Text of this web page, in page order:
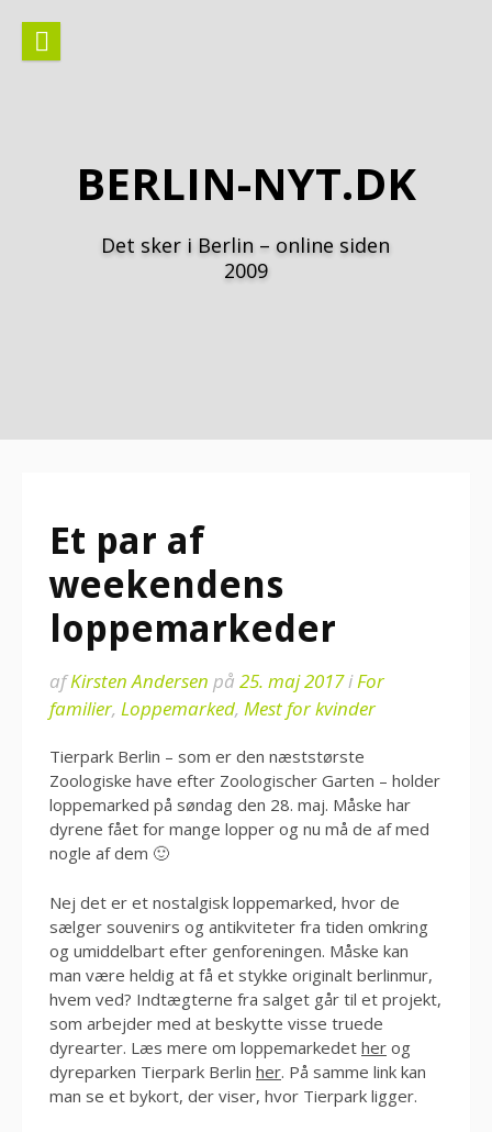
indhold
BERLIN-NYT.DK
Det sker i Berlin – online siden
2009
Et par af
weekendens
loppemarkeder
afKirsten Andersen på 25. maj 2017iFor
familier, Loppemarked, Mest for kvinder
Tierpark Berlin – som er den næststørste
Zoologiske have efter Zoologischer Garten – holder
loppemarked på søndag den 28. maj. Måske har
dyrene fået for mange lopper og nu må de af med
nogle af dem 🙂
Nej det er et nostalgisk loppemarked, hvor de
sælger souvenirs og antikviteter fra tiden omkring
og umiddelbart efter genforeningen. Måske kan
man være heldig at få et stykke originalt berlinmur,
hvem ved? Indtægterne fra salget går til et projekt,
som arbejder med at beskytte visse truede
dyrearter. Læs mere om loppemarkedet her og
dyreparken Tierpark Berlin her. På samme link kan
man se et bykort, der viser, hvor Tierpark ligger.